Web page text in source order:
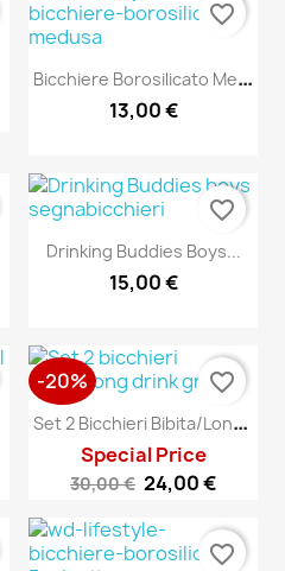
B
Icchiere Borosilicato Medusa
13,00 €
favorite_border
Drinking Buddies Boys...
15,00 €
favorite_border
S
Et 2 Bicchieri Bibita/long...
Special Price
30,00 € 24,00 €
-20% favorite_border
favorite_border